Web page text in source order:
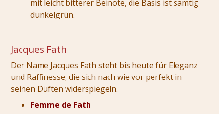
mit leicht bitterer Beinote, die Basis ist samtig
dunkelgrün.
Jacques Fath
Der Name Jacques Fath steht bis heute für Eleganz
und Raffinesse, die sich nach wie vor perfekt in
seinen Düften widerspiegeln.
Femme de Fath